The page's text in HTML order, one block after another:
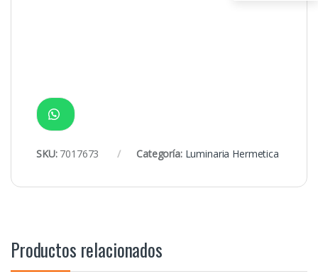
SKU: 7017673 Categoría: Luminaria Hermetica
Productos relacionados